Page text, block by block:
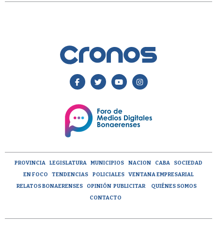
PROVINCIA LEGISLATURA MUNICIPIOS NACION CABA
SOCIEDAD
EN FOCO
TENDENCIAS POLICIALES
VENTANA EMPRESARIAL
RELATOS BONAERENSES
OPINIÓN PUBLICITAR
QUIÉNES SOMOS
CONTACTO